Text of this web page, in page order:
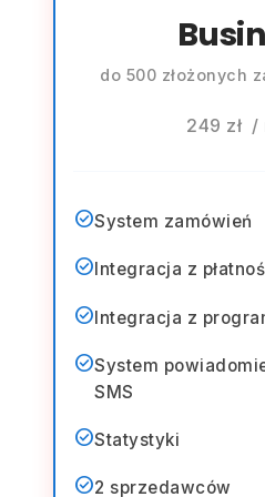
do 500 złożonych
249 zł /
check_circleSystem zamówień
check_circle Integracja z
check_circleIntegracja z
check_circleSystem
SMS
check_circleStatystyki
check_circle2 sprzedawców